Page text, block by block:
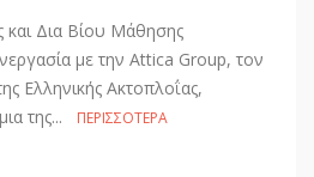
και Δια Βίου Μάθησης
με την Attica Group, τον
Ελληνικής Ακτοπλοΐας,
της...
ΠΕΡΙΣΣΌΤΕΡΑ